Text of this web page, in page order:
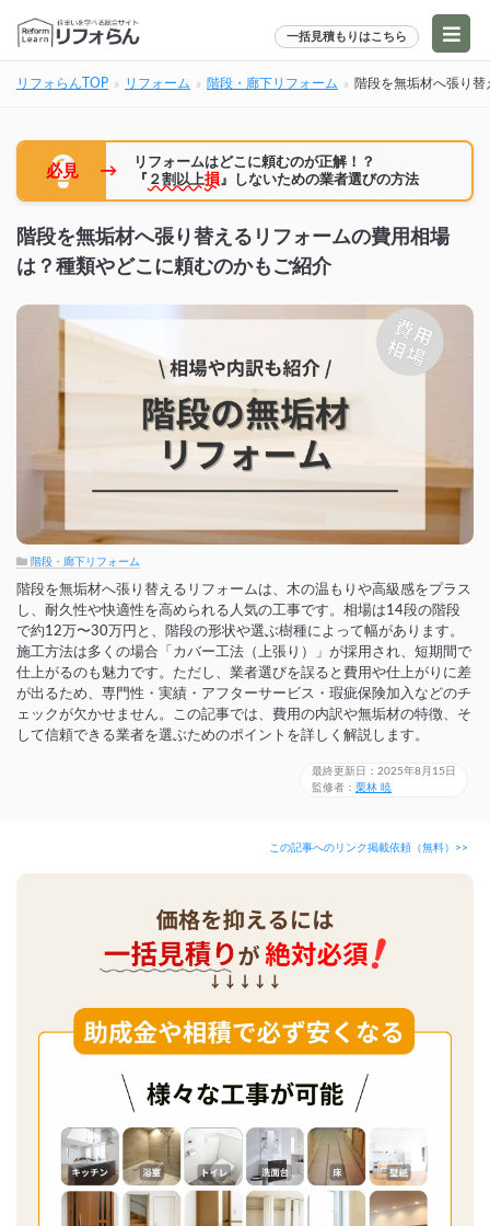
一括見積もりはこちら
リフォらんTOP リフォーム 階段・廊下リフォーム 階段を無垢材へ張り
必見 →
リフォームはどこに頼むのが正解！？
『 ２割以上損』しないための業者選びの方法
階段を無垢材へ張り替えるリフォームの費用相場
は？種類やどこに頼むのかもご紹介
階段・廊下リフォーム
階段を無垢材へ張り替えるリフォームは、木の温もりや高級感をプラス
し、耐久性や快適性を高められる人気の工事です。相場は14段の階段
で約12万〜30万円と、階段の形状や選ぶ樹種によって幅があります。
施工方法は多くの場合「カバー工法（上張り）」が採用され、短期間で
仕上がるのも魅力です。ただし、業者選びを誤ると費用や仕上がりに差
が出るため、専門性・実績・アフターサービス・瑕疵保険加入などのチ
ェックが欠かせません。この記事では、費用の内訳や無垢材の特徴、そ
して信頼できる業者を選ぶためのポイントを詳しく解説します。
最終更新日：2025年8月15日
監修者： 栗林 暁
この記事へのリンク掲載依頼（無料）>>